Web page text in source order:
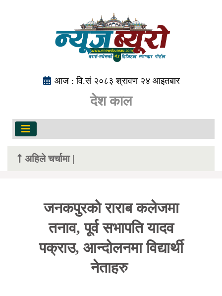
आज : वि.सं २०८३ श्रावण २४ आइतबार
देश काल
अहिले चर्चामा |
जनकपुरको राराब कलेजमा
तनाव, पूर्व सभापति यादव
पक्राउ, आन्दोलनमा विद्यार्थी
नेताहरु